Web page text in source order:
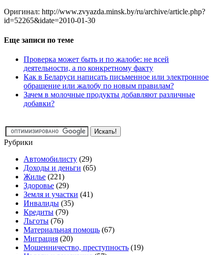
Оригинал: http://www.zvyazda.minsk.by/ru/archive/article.php?
id=52265&idate=2010-01-30
Еще записи по теме
Проверка может быть и по жалобе: не всей
деятельности, а по конкретному факту
Как в Беларуси написать письменное или электронное
обращение или жалобу по новым правилам?
Зачем в молочные продукты добавляют различные
добавки?
Рубрики
Автомобилисту (29)
Доходы и деньги (65)
Жилье (221)
Здоровье (29)
Земля и участки (41)
Инвалиды (35)
Кредиты (79)
Льготы (76)
Материальная помощь (67)
Миграция (20)
Мошенничество, преступность (19)